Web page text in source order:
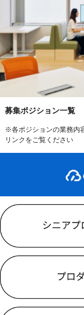
募集ポジション一覧
※各ポジションの業務内
リンクをご覧ください